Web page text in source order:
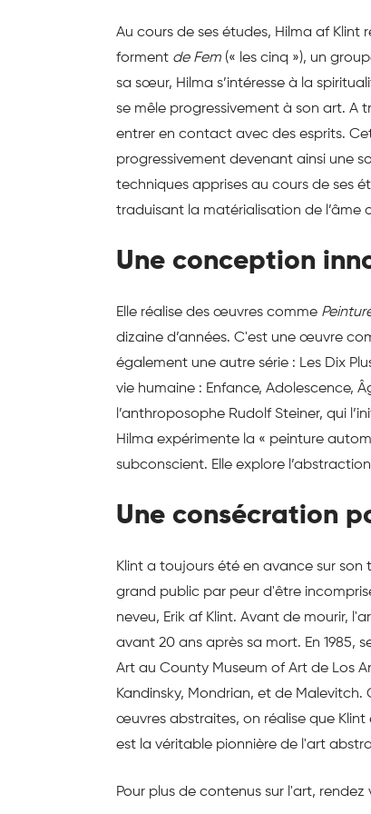
Au cours de ses études, Hilma af Klint
forment de Fem (« les cinq »), un
sa sœur, Hilma s’intéresse à la
se mêle progressivement à son art. A
entrer en contact avec des esprits.
progressivement devenant ainsi une
techniques apprises au cours de ses
traduisant la matérialisation de l’âme
Une conception
Elle réalise des œuvres comme
dizaine d’années. C'est une œuvre
également une autre série : Les Dix
vie humaine : Enfance, Adolescence,
l’anthroposophe Rudolf Steiner, qui
Hilma expérimente la « peinture
subconscient. Elle explore
Une consécration
Klint a toujours été en avance sur
grand public par peur d'être
neveu, Erik af Klint. Avant de mourir,
avant 20 ans après sa mort. En 1985,
Art au County Museum of Art de Los
Kandinsky, Mondrian, et de Malevitch.
œuvres abstraites, on réalise que
est la véritable pionnière de l'art
Pour plus de contenus sur l'art, rendez